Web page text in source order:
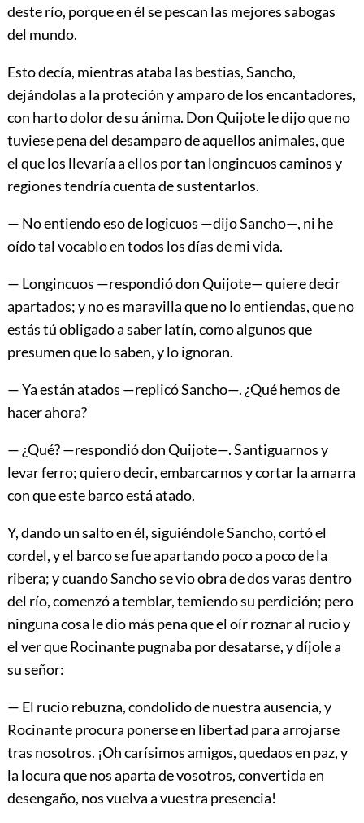
deste río, porque en él se pescan las mejores sabogas
del mundo.
Esto decía, mientras ataba las bestias, Sancho,
dejándolas a la proteción y amparo de los encantadores,
con harto dolor de su ánima. Don Quijote le dijo que no
tuviese pena del desamparo de aquellos animales, que
el que los llevaría a ellos por tan longincuos caminos y
regiones tendría cuenta de sustentarlos.
— No entiendo eso de logicuos —dijo Sancho—, ni he
oído tal vocablo en todos los días de mi vida.
— Longincuos —respondió don Quijote— quiere decir
apartados; y no es maravilla que no lo entiendas, que no
estás tú obligado a saber latín, como algunos que
presumen que lo saben, y lo ignoran.
— Ya están atados —replicó Sancho—. ¿Qué hemos de
hacer ahora?
— ¿Qué? —respondió don Quijote—. Santiguarnos y
levar ferro; quiero decir, embarcarnos y cortar la amarra
con que este barco está atado.
Y, dando un salto en él, siguiéndole Sancho, cortó el
cordel, y el barco se fue apartando poco a poco de la
ribera; y cuando Sancho se vio obra de dos varas dentro
del río, comenzó a temblar, temiendo su perdición; pero
ninguna cosa le dio más pena que el oír roznar al rucio y
el ver que Rocinante pugnaba por desatarse, y díjole a
su señor:
— El rucio rebuzna, condolido de nuestra ausencia, y
Rocinante procura ponerse en libertad para arrojarse
tras nosotros. ¡Oh carísimos amigos, quedaos en paz, y
la locura que nos aparta de vosotros, convertida en
desengaño, nos vuelva a vuestra presencia!